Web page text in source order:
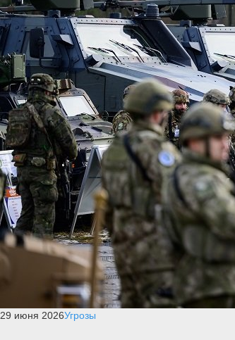
29 июня 2026Угрозы